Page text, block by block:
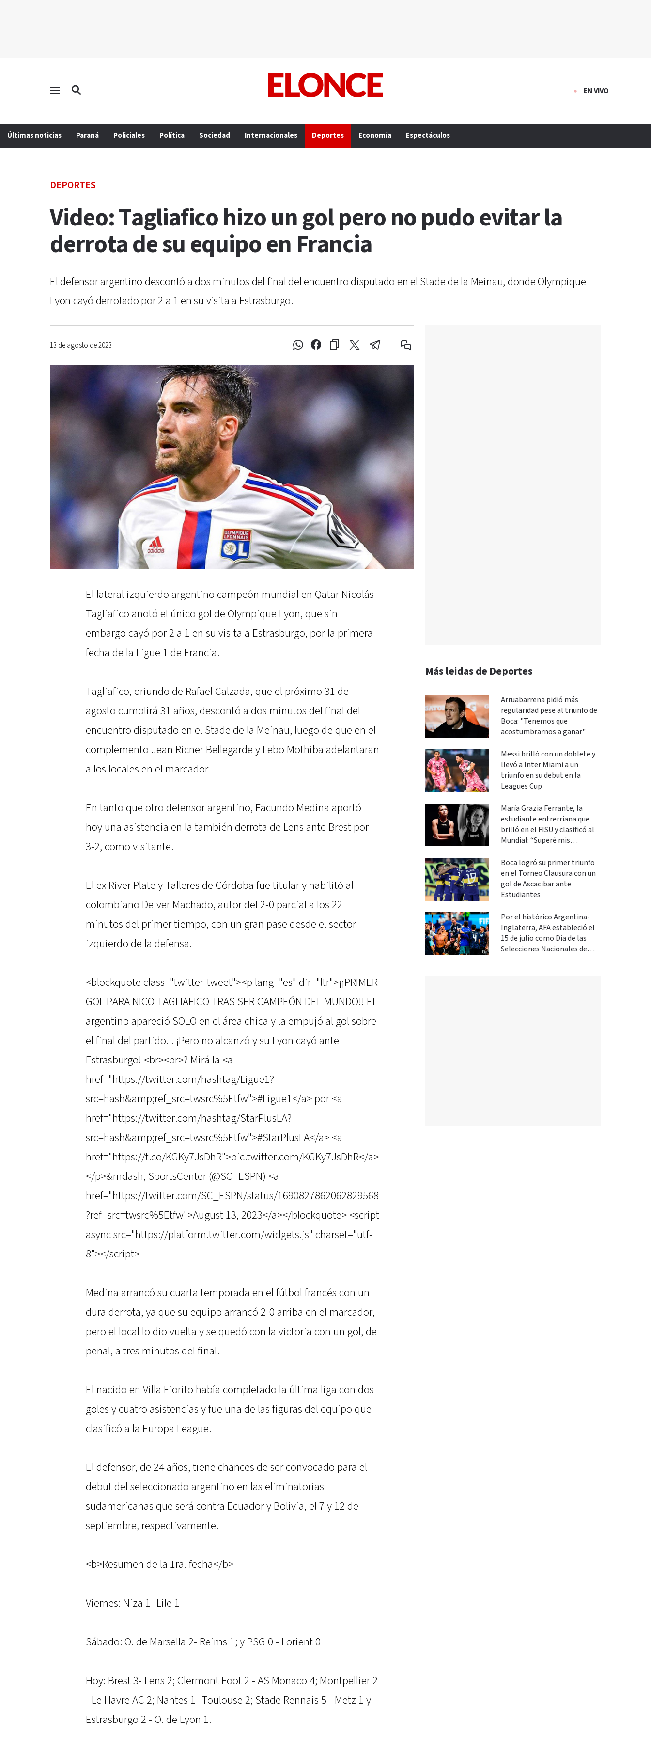
EN VIVO
Últimas noticias Paraná Policiales Política Sociedad Internacionales Deportes Economía Espectáculos
DEPORTES
Video: Tagliafico hizo un gol pero no pudo evitar la
derrota de su equipo en Francia
El defensor argentino descontó a dos minutos del final del encuentro disputado en el Stade de la Meinau, donde Olympique
Lyon cayó derrotado por 2 a 1 en su visita a Estrasburgo.
13 de agosto de 2023
El lateral izquierdo argentino campeón mundial en Qatar Nicolás
Tagliafico anotó el único gol de Olympique Lyon, que sin
embargo cayó por 2 a 1 en su visita a Estrasburgo, por la primera
fecha de la Ligue 1 de Francia.
Tagliafico, oriundo de Rafael Calzada, que el próximo 31 de
agosto cumplirá 31 años, descontó a dos minutos del final del
encuentro disputado en el Stade de la Meinau, luego de que en el
complemento Jean Ricner Bellegarde y Lebo Mothiba adelantaran
a los locales en el marcador.
En tanto que otro defensor argentino, Facundo Medina aportó
hoy una asistencia en la también derrota de Lens ante Brest por
3-2, como visitante.
El ex River Plate y Talleres de Córdoba fue titular y habilitó al
colombiano Deiver Machado, autor del 2-0 parcial a los 22
minutos del primer tiempo, con un gran pase desde el sector
izquierdo de la defensa.
<blockquote class="twitter-tweet"><p lang="es" dir="ltr">¡¡PRIMER
GOL PARA NICO TAGLIAFICO TRAS SER CAMPEÓN DEL MUNDO!! El
argentino apareció SOLO en el área chica y la empujó al gol sobre
el final del partido... ¡Pero no alcanzó y su Lyon cayó ante
Estrasburgo! <br><br>? Mirá la <a
href="https://twitter.com/hashtag/Ligue1?
src=hash&amp;ref_src=twsrc%5Etfw">#Ligue1</a> por <a
href="https://twitter.com/hashtag/StarPlusLA?
src=hash&amp;ref_src=twsrc%5Etfw">#StarPlusLA</a> <a
href="https://t.co/KGKy7JsDhR">pic.twitter.com/KGKy7JsDhR</a>
</p>&mdash; SportsCenter (@SC_ESPN) <a
href="https://twitter.com/SC_ESPN/status/1690827862062829568
?ref_src=twsrc%5Etfw">August 13, 2023</a></blockquote> <script
async src="https://platform.twitter.com/widgets.js" charset="utf-
8"></script>
Medina arrancó su cuarta temporada en el fútbol francés con un
dura derrota, ya que su equipo arrancó 2-0 arriba en el marcador,
pero el local lo dio vuelta y se quedó con la victoria con un gol, de
penal, a tres minutos del final.
El nacido en Villa Fiorito había completado la última liga con dos
goles y cuatro asistencias y fue una de las figuras del equipo que
clasificó a la Europa League.
El defensor, de 24 años, tiene chances de ser convocado para el
debut del seleccionado argentino en las eliminatorias
sudamericanas que será contra Ecuador y Bolivia, el 7 y 12 de
septiembre, respectivamente.
<b>Resumen de la 1ra. fecha</b>
Viernes: Niza 1- Lile 1
Sábado: O. de Marsella 2- Reims 1; y PSG 0 - Lorient 0
Hoy: Brest 3- Lens 2; Clermont Foot 2 - AS Monaco 4; Montpellier 2
- Le Havre AC 2; Nantes 1 -Toulouse 2; Stade Rennais 5 - Metz 1 y
Estrasburgo 2 - O. de Lyon 1.
Más leidas de Deportes
Arruabarrena pidió más
regularidad pese al triunfo de
Boca: "Tenemos que
acostumbrarnos a ganar"
Messi brilló con un doblete y
llevó a Inter Miami a un
triunfo en su debut en la
Leagues Cup
María Grazia Ferrante, la
estudiante entrerriana que
brilló en el FISU y clasificó al
Mundial: “Superé mis
Boca logró su primer triunfo
en el Torneo Clausura con un
gol de Ascacibar ante
Estudiantes
Por el histórico Argentina-
Inglaterra, AFA estableció el
15 de julio como Día de las
Selecciones Nacionales de